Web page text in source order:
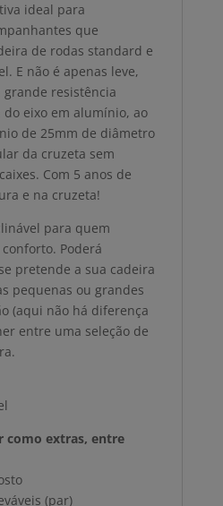
ideal para
que
de rodas standard e
E não é apenas leve,
grande resistência
do eixo em alumínio, ao
de 25mm de diâmetro
da cruzeta sem
Com 5 anos de
e na cruzeta!
para quem
Poderá
pretende a sua cadeira
pequenas ou grandes
(aqui não há diferença
entre uma seleção de
como extras, entre
(par)